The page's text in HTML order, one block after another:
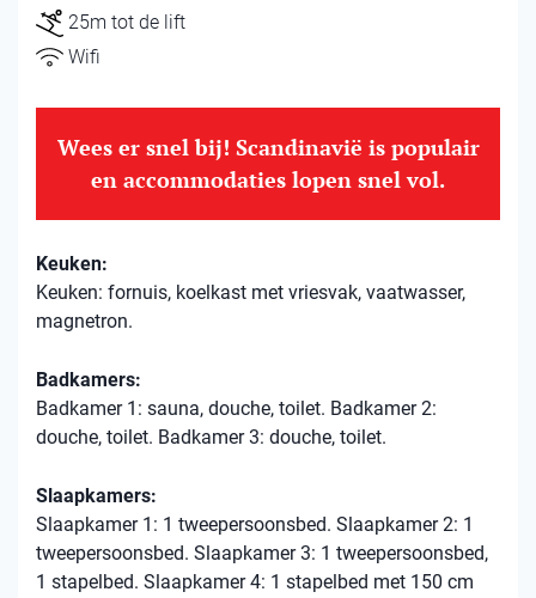
25m tot de lift
Wifi
Wees er snel bij! Scandinavië is populair
en accommodaties lopen snel vol.
Keuken:
Keuken: fornuis, koelkast met vriesvak, vaatwasser,
magnetron.
Badkamers:
Badkamer 1: sauna, douche, toilet. Badkamer 2:
douche, toilet. Badkamer 3: douche, toilet.
Slaapkamers:
Slaapkamer 1: 1 tweepersoonsbed. Slaapkamer 2: 1
tweepersoonsbed. Slaapkamer 3: 1 tweepersoonsbed,
1 stapelbed. Slaapkamer 4: 1 stapelbed met 150 cm